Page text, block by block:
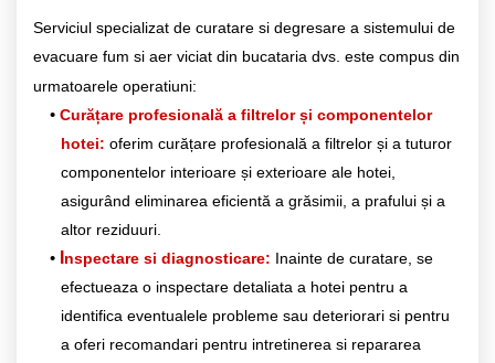
Serviciul specializat de curatare si degresare a sistemului de
evacuare fum si aer viciat din bucataria dvs. este compus din
urmatoarele operatiuni:
Curățare profesională a filtrelor și componentelor
hotei: oferim curățare profesională a filtrelor și a tuturor
componentelor interioare și exterioare ale hotei,
asigurând eliminarea eficientă a grăsimii, a prafului și a
altor reziduuri.
nspectare si diagnosticare: Inainte de curatare, se
efectueaza o inspectare detaliata a hotei pentru a
identifica eventualele probleme sau deteriorari si pentru
a oferi recomandari pentru intretinerea si repararea